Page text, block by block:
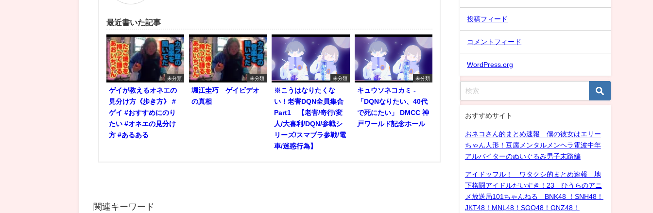
最近書いた記事
未分類
ゲイが教えるオネエの
見分け方《歩き方》 #
ゲイ #おすすめにのり
たい #オネエの見分け
方 #あるある
未分類
堀江圭巧 ゲイビデオ
の真相
未分類
※こうはなりたくな
い！老害DQN全員集合
Part1 【老害/奇行/変
人/大喜利/DQN/参戦シ
リーズ/スマブラ参戦/電
車/迷惑行為】
未分類
キュウソネコカミ -
「DQNなりたい、40代
で死にたい」 DMCC 神
戸ワールド記念ホール
関連キーワード
投稿フィード
コメントフィード
WordPress.org
おすすめサイト
おネコさん的まとめ速報 僕の彼女はエリー
ちゃん人形！豆腐メンタルメンヘラ電波中年
アルバイターのぬいぐるみ男子末路編
アイドッフル！ ワタクシ的まとめ速報 地
下格闘アイドルだいすき！23 ひうらのアニ
メ放送局101ちゃんねる BNK48 ！SNH48！
JKT48！MNL48！SGO48！GNZ48！